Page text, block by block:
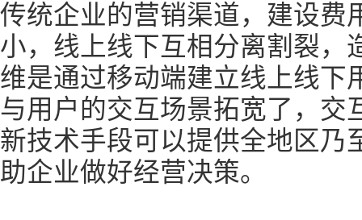
传统企业的营销渠道，建设费
小，线上线下互相分离割裂，
维是通过移动端建立线上线下
与用户的交互场景拓宽了，交
新技术手段可以提供全地区乃
助企业做好经营决策。